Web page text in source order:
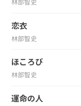
恋衣
林部智史
ほころび
林部智史
運命の人